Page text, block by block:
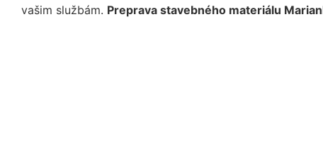
vašim službám. Preprava stavebného materiálu